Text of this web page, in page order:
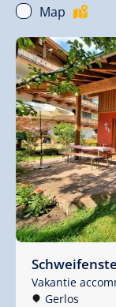
Map
Vakantie
Gerlos